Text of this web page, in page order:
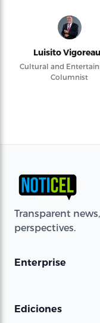
Luisito
Cultural and
Columnist
Transparent
perspectives.
Enterprise
Ediciones